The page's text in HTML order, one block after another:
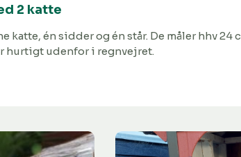
2 katte
katte, én sidder og én står. De måler hhv
hurtigt udenfor i regnvejret.